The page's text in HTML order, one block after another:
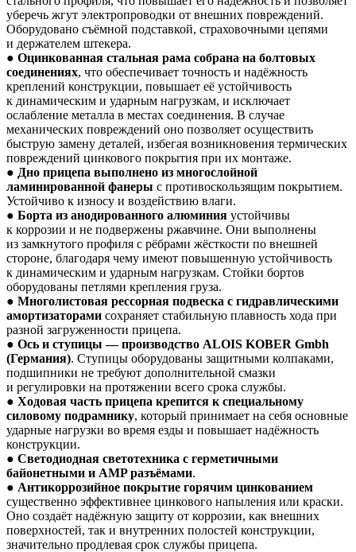
уберечь жгут электропроводки от внешних повреждений.
Оборудовано съёмной подставкой, страховочными цепями
и держателем штекера.
● Оцинкованная стальная рама собрана на болтовых
соединениях, что обеспечивает точность и надёжность
креплений конструкции, повышает её устойчивость
к динамическим и ударным нагрузкам, и исключает
ослабление металла в местах соединения. В случае
механических повреждений оно позволяет осуществить
быструю замену деталей, избегая возникновения термических
повреждений цинкового покрытия при их монтаже.
● Дно прицепа выполнено из многослойной
ламинированной фанеры с противоскользящим покрытием.
Устойчиво к износу и воздействию влаги.
● Борта из анодированного алюминия устойчивы
к коррозии и не подвержены ржавчине. Они выполнены
из замкнутого профиля с рёбрами жёсткости по внешней
стороне, благодаря чему имеют повышенную устойчивость
к динамическим и ударным нагрузкам. Стойки бортов
оборудованы петлями крепления груза.
● Многолистовая рессорная подвеска с гидравлическими
амортизаторами сохраняет стабильную плавность хода при
разной загруженности прицепа.
● Ось и ступицы — производство ALOIS KOBER Gmbh
(Германия). Ступицы оборудованы защитными колпаками,
подшипники не требуют дополнительной смазки
и регулировки на протяжении всего срока службы.
● Ходовая часть прицепа крепится к специальному
силовому подрамнику, который принимает на себя основные
ударные нагрузки во время езды и повышает надёжность
конструкции.
● Светодиодная светотехника с герметичными
байонетными и AMP разъёмами.
● Антикоррозийное покрытие горячим цинкованием
существенно эффективнее цинкового напыления или краски.
Оно создаёт надёжную защиту от коррозии, как внешних
поверхностей, так и внутренних полостей конструкции,
значительно продлевая срок службы прицепа.